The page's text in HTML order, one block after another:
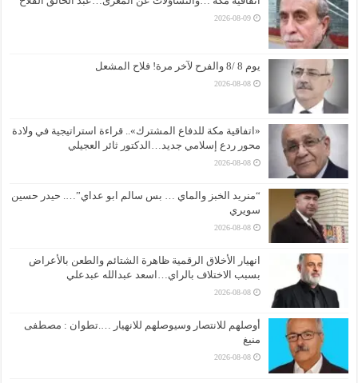
2026-08-09
يوم 8 /8 والفرح لآخر مرة! فلاح المشعل
2026-08-08
«اتفاقية مكة للدفاع المشترك».. قراءة استراتيجية في ولادة
محور ردع إسلامي جديد…الدكتور ثائر العجيلي
2026-08-08
“منريد الخبز والماي … بس سالم ابو عداي”…. حيدر حسين
سويري
2026-08-08
انهيار الأخلاق الرقمية ظاهرة الشتائم والطعن بالأعراض
بسبب الاختلاف بالراي…اسعد عبدالله عبدعلي
2026-08-08
أوصلهم للانتصار وسيوصلهم للانهيار ….تطوان : مصطفى
منيغ
2026-08-08